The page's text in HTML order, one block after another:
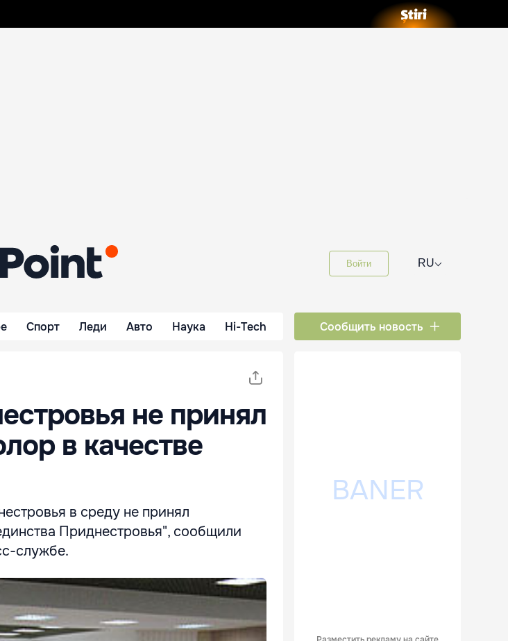
Войти RU⌵
Спорт Леди Авто Наука Hi-Tech Сообщить новость
не принял
в качестве
в среду не принял
Приднестровья", сообщили
службе.